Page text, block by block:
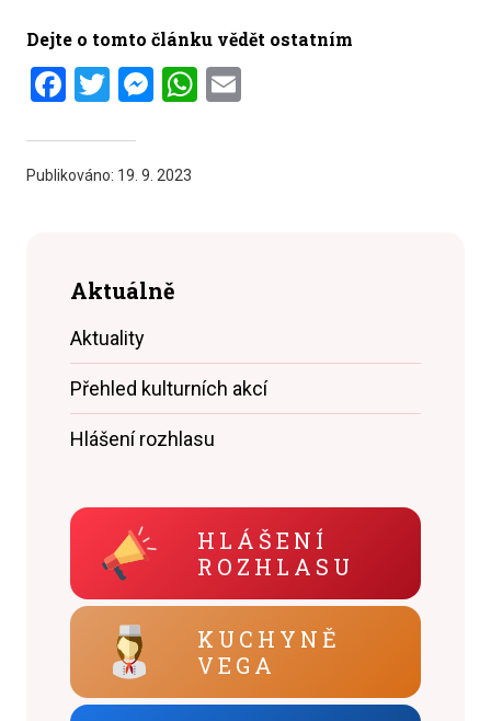
Dejte o tomto článku vědět ostatním
Facebook
Twitter
Messenger
WhatsApp
Publikováno: 19. 9. 2023
Aktuálně
Aktuality
Přehled kulturních akcí
Hlášení rozhlasu
HLÁŠENÍ
ROZHLASU
KUCHYNĚ
VEGA